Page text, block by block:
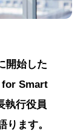
開始した
for Smart
執行役員
ます。